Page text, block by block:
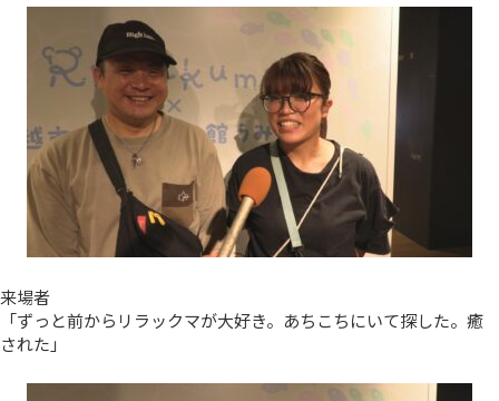
来場者
「ずっと前からリラックマが大好き。あちこちにいて探した。癒
された」